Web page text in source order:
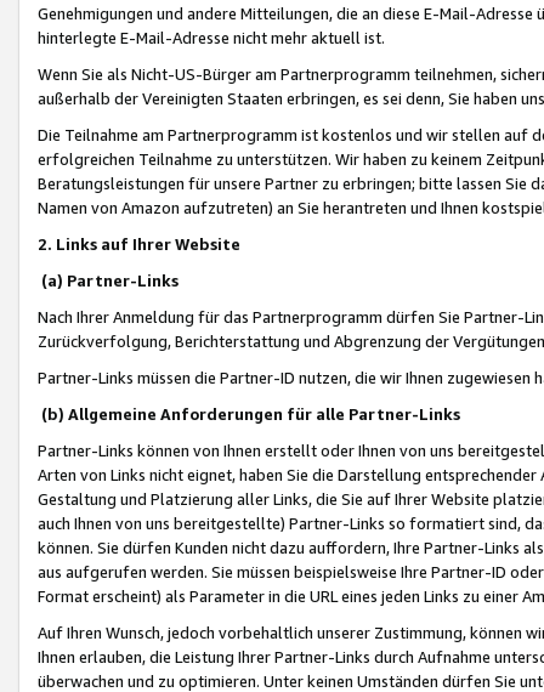
Genehmigungen und andere Mitteilungen, die an diese E-Mail-
hinterlegte E-Mail-Adresse nicht mehr aktuell ist.
Wenn Sie als Nicht-US-Bürger am Partnerprogramm teilnehmen,
außerhalb der Vereinigten Staaten erbringen, es sei denn, Sie haben
Die Teilnahme am Partnerprogramm ist kostenlos und wir stellen auf
erfolgreichen Teilnahme zu unterstützen. Wir haben zu keinem
Beratungsleistungen für unsere Partner zu erbringen; bitte lassen Sie
Namen von Amazon aufzutreten) an Sie herantreten und Ihnen
2. Links auf Ihrer Website
(a) Partner-Links
Nach Ihrer Anmeldung für das Partnerprogramm dürfen Sie Partner-
Zurückverfolgung, Berichterstattung und Abgrenzung der
Partner-Links müssen die Partner-ID nutzen, die wir Ihnen zugewiesen
(b) Allgemeine Anforderungen für alle Partner-Links
Partner-Links können von Ihnen erstellt oder Ihnen von uns
Arten von Links nicht eignet, haben Sie die Darstellung
Gestaltung und Platzierung aller Links, die Sie auf Ihrer Website
auch Ihnen von uns bereitgestellte) Partner-Links so formatiert sind,
können. Sie dürfen Kunden nicht dazu auffordern, Ihre Partner-Links
aus aufgerufen werden. Sie müssen beispielsweise Ihre Partner-ID
Format erscheint) als Parameter in die URL eines jeden Links zu einer
Auf Ihren Wunsch, jedoch vorbehaltlich unserer Zustimmung, können
Ihnen erlauben, die Leistung Ihrer Partner-Links durch Aufnahme
überwachen und zu optimieren. Unter keinen Umständen dürfen Sie